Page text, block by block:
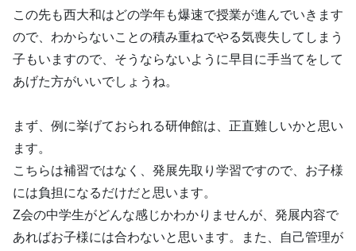
この先も西大和はどの学年も爆速で授業が進んでいきます
ので、わからないことの積み重ねでやる気喪失してしまう
子もいますので、そうならないように早目に手当てをして
あげた方がいいでしょうね。
まず、例に挙げておられる研伸館は、正直難しいかと思い
ます。
こちらは補習ではなく、発展先取り学習ですので、お子様
には負担になるだけだと思います。
Z会の中学生がどんな感じかわかりませんが、発展内容で
あればお子様には合わないと思います。また、自己管理が